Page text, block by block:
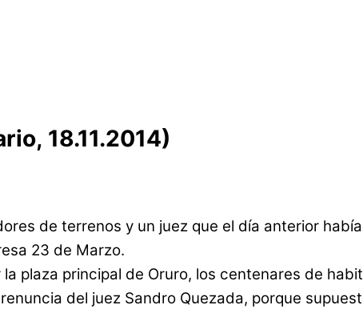
18.11.2014)
de terrenos y un juez que el día anterior
23 de Marzo.
plaza principal de Oruro, los centenares de
del juez Sandro Quezada, porque